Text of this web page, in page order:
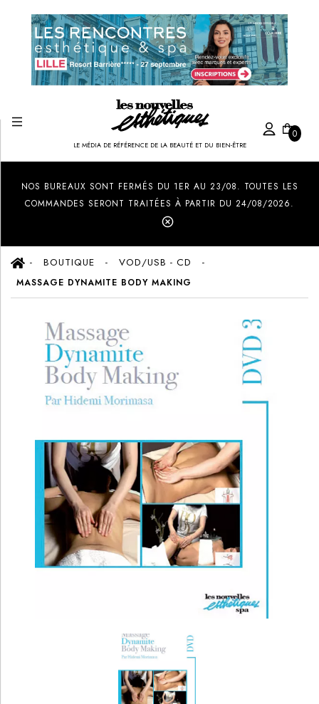
LE MÉDIA DE RÉFÉRENCE DE LA BEAUTÉ ET DU BIEN-ÊTRE
0
NOS BUREAUX SONT FERMÉS DU 1ER AU 23/08. TOUTES LES
COMMANDES SERONT TRAITÉES À PARTIR DU 24/08/2026.
BOUTIQUE VOD/USB - CD
MASSAGE DYNAMITE BODY MAKING